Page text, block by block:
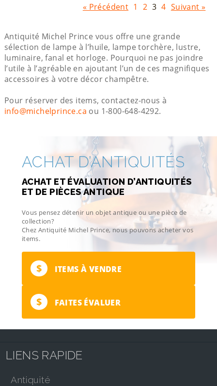
« Précédent 1 2 3 4 Suivant »
Antiquité Michel Prince vous offre une grande
sélection de lampe à l’huile, lampe torchère, lustre,
luminaire, fanal et horloge. Pourquoi ne pas joindre
l’utile à l’agréable en ajoutant l’un de ces magnifiques
accessoires à votre décor champêtre.
Pour réserver des items, contactez-nous à
info@michelprince.ca ou 1-800-648-4292.
ACHAT D’ANTIQUITÉS
ACHAT ET ÉVALUATION D’ANTIQUITÉS
ET DE PIÈCES ANTIQUE
Vous pensez détenir un objet antique ou une pièce de
collection?
Chez Antiquité Michel Prince, nous pouvons acheter vos
items.
$ ITEMS À VENDRE
$ FAITES ÉVALUER
LIENS RAPIDE
antiquité